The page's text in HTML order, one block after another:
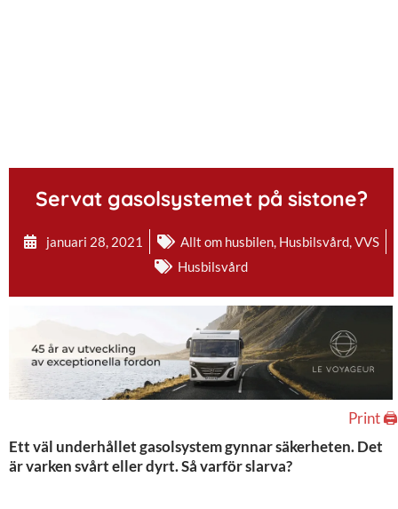
Servat gasolsystemet på sistone?
januari 28, 2021 Allt om husbilen, Husbilsvård,VVS
Husbilsvård
Print 🖨
Ett väl underhållet gasolsystem gynnar säkerheten. Det
är varken svårt eller dyrt. Så varför slarva?